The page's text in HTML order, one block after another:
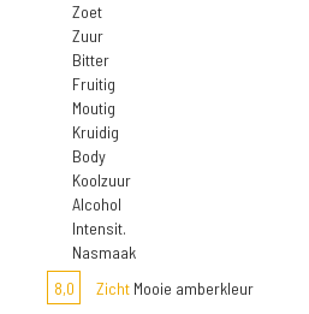
Zoet
Zuur
Bitter
Fruitig
Moutig
Kruidig
Body
Koolzuur
Alcohol
Intensit.
Nasmaak
8,0
Zicht Mooie amberkleur